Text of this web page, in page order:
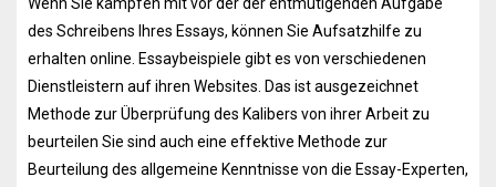
des Schreibens Ihres Essays, können Sie Aufsatzhilfe zu
erhalten online. Essaybeispiele gibt es von verschiedenen
Dienstleistern auf ihren Websites. Das ist ausgezeichnet
Methode zur Überprüfung des Kalibers von ihrer Arbeit zu
beurteilen Sie sind auch eine effektive Methode zur
Beurteilung des allgemeine Kenntnisse von die Essay-Experten,